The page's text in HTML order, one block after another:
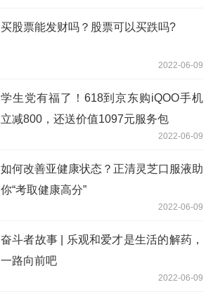
买股票能发财吗？股票可以买跌吗?
2022-06-09
学生党有福了！618到京东购iQOO手机
立减800，还送价值1097元服务包
2022-06-09
如何改善亚健康状态？正清灵芝口服液助
你“考取健康高分”
2022-06-09
奋斗者故事 | 乐观和爱才是生活的解药，
一路向前吧
2022-06-09